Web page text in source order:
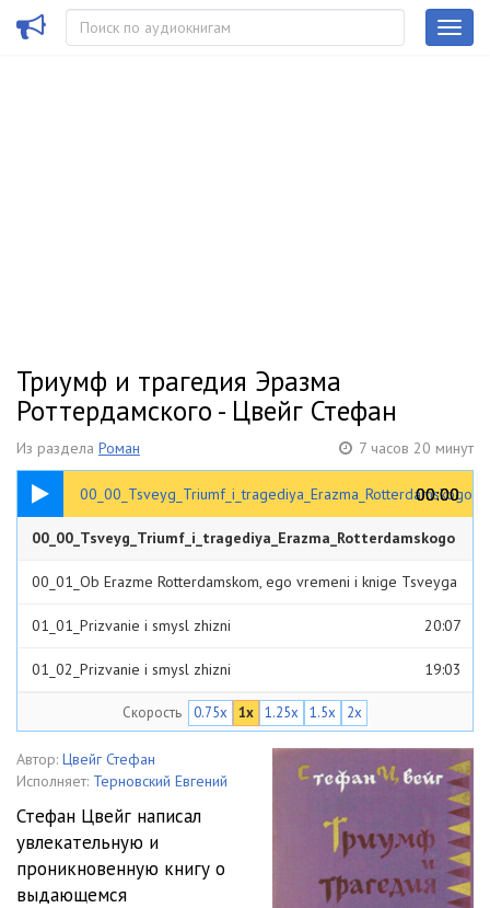
Триумф и трагедия Эразма
Роттердамского - Цвейг Стефан
Из раздела Роман 7 часов 20 минут
00_00_Tsveyg_Triumf_i_tragediya_Erazma_Rotterdamskogo
00:00
00:00
00:27
00_00_Tsveyg_Triumf_i_tragediya_Erazma_Rotterdamskogo
00:27
00_01_Ob Erazme Rotterdamskom, ego vremeni i knige Tsveyga
35:57
01_01_Prizvanie i smysl zhizni 20:07
01_02_Prizvanie i smysl zhizni 19:03
02_Vzglyad na epohu
03_01_Mrachnaya yunost 25:46
27:47
04_Oblik 29:26
05_Gody masterstva 34:01
Скорость 0.75x 1x 1.25x 1.5x 2x
Автор: Цвейг Стефан
Исполняет: Терновский Евгений
Стефан Цвейг написал
увлекательную и
проникновенную книгу о
выдающемся